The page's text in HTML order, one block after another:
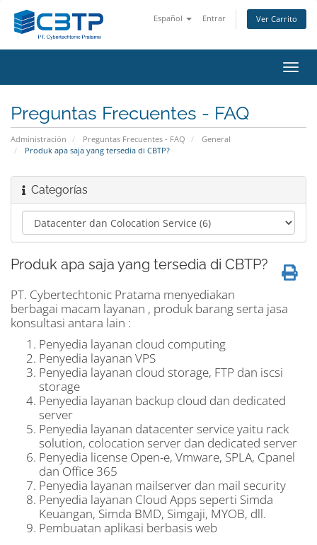
Español Entrar Ver Carrito
Preguntas Frecuentes - FAQ
Administración Preguntas Frecuentes - FAQ
General
Produk apa saja yang tersedia di CBTP?
Categorías
Produk apa saja yang tersedia di CBTP?
PT. Cybertechtonic Pratama menyediakan
berbagai macam layanan , produk barang serta jasa
konsultasi antara lain :
Penyedia layanan cloud computing
Penyedia layanan VPS
Penyedia layanan cloud storage, FTP dan iscsi
storage
Penyedia layanan backup cloud dan dedicated
server
Penyedia layanan datacenter service yaitu rack
solution, colocation server dan dedicated server
Penyedia license Open-e, Vmware, SPLA, Cpanel
dan Office 365
Penyedia layanan mailserver dan mail security
Penyedia layanan Cloud Apps seperti Simda
Keuangan, Simda BMD, Simgaji, MYOB, dll.
Pembuatan aplikasi berbasis web